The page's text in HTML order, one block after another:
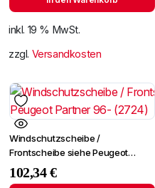
inkl. 19 % MwSt.
zzgl. Versandkosten
Windschutzscheibe /
Frontscheibe siehe Peugeot
Partner 96- (2724)
102,34€